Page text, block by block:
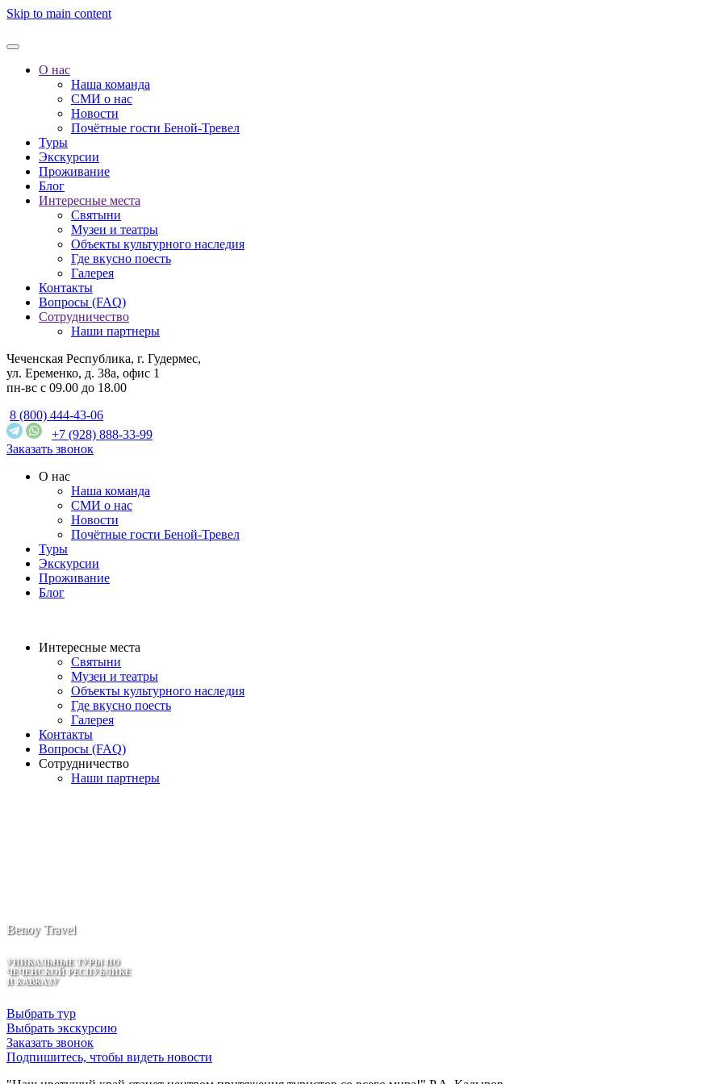
Skip to main content
О нас
Наша команда
СМИ о нас
Новости
Почётные гости Беной-Тревел
Туры
Экскурсии
Проживание
Блог
Интересные места
Святыни
Музеи и театры
Объекты культурного наследия
Где вкусно поесть
Галерея
Контакты
Вопросы (FAQ)
Сотрудничество
Наши партнеры
Чеченская Республика, г. Гудермес,
ул. Еременко, д. 38а, офис 1
пн-вс с 09.00 до 18.00
8 (800) 444-43-06
+7 (928) 888-33-99
Заказать звонок
О нас
Наша команда
СМИ о нас
Новости
Почётные гости Беной-Тревел
Туры
Экскурсии
Проживание
Блог
Интересные места
Святыни
Музеи и театры
Объекты культурного наследия
Где вкусно поесть
Галерея
Контакты
Вопросы (FAQ)
Сотрудничество
Наши партнеры
Benoy Travel
УНИКАЛЬНЫЕ ТУРЫ ПО
ЧЕЧЕНСКОЙ РЕСПУБЛИКЕ
И КАВКАЗУ
Выбрать тур
Выбрать экскурсию
Заказать звонок
Подпишитесь, чтобы видеть новости